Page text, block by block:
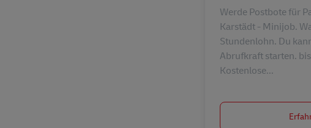
Werde Postbote für
Karstädt - Minijob.
Stundenlohn. Du
Abrufkraft starten.
Kostenlose...